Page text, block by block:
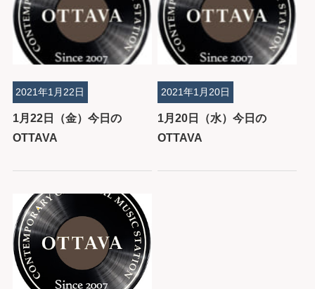
1月22日（金）今日の
OTTAVA
2021年1月22日
1月20日（水）今日の
OTTAVA
2021年1月20日